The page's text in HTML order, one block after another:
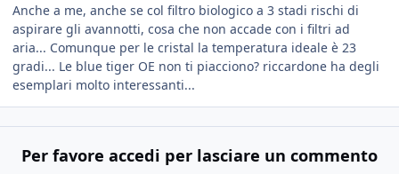
Anche a me, anche se col filtro biologico a 3 stadi rischi di
aspirare gli avannotti, cosa che non accade con i filtri ad
aria... Comunque per le cristal la temperatura ideale è 23
gradi... Le blue tiger OE non ti piacciono? riccardone ha degli
esemplari molto interessanti...
Per favore accedi per lasciare un commento